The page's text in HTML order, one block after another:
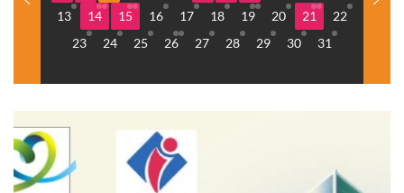
13
14 15 16 17 18 19 20 21
22
23
24 25 26 27 28 29 30 31